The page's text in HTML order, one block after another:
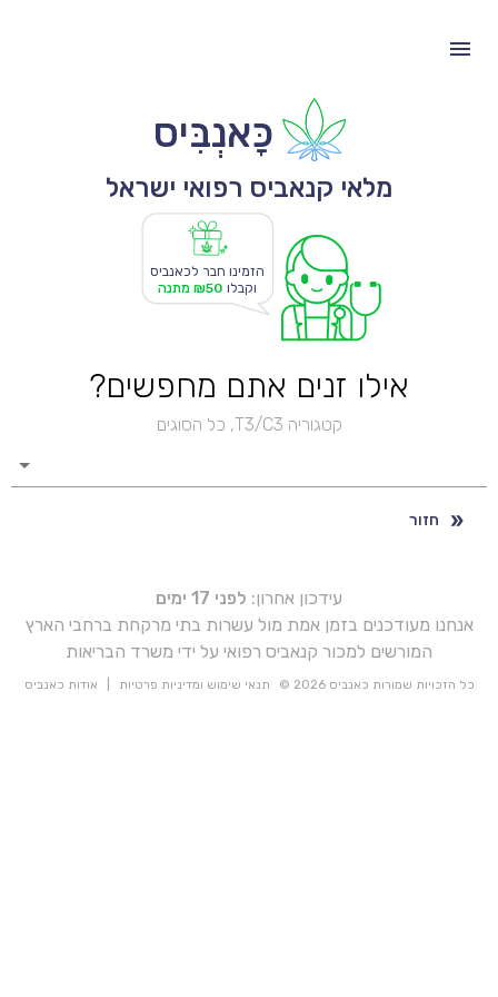
כָּאנְבִּיס
מלאי קנאביס רפואי ישראל
הזמינו חבר לכאנביס
וקבלו ₪50 מתנה
אילו זנים אתם מחפשים?
קטגוריה T3/C3, כל הסוגים
חזור
עידכון אחרון: לפני 17 ימים
אנחנו מעודכנים בזמן אמת מול עשרות בתי מרקחת ברחבי הארץ
המורשים למכור קנאביס רפואי על ידי משרד הבריאות
כל הזכויות שמורות כאנביס 2026 © תנאי שימוש ומדיניות פרטיות אודות כאנביס